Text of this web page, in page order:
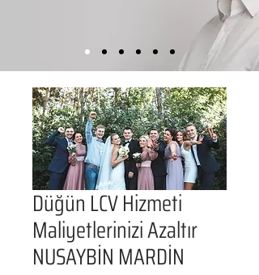
Düğün LCV Hizmeti
Maliyetlerinizi Azaltır
NUSAYBİN MARDİN